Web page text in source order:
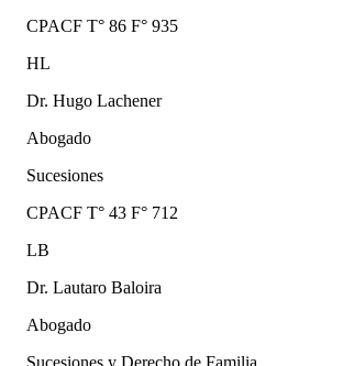
CPACF T° 86 F° 935
HL
Dr. Hugo Lachener
Abogado
Sucesiones
CPACF T° 43 F° 712
LB
Dr. Lautaro Baloira
Abogado
Sucesiones y Derecho de Familia